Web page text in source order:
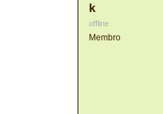
k
offline
Membro